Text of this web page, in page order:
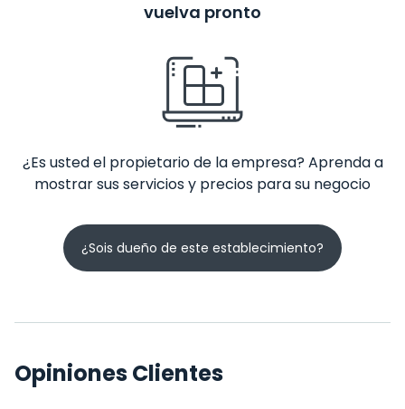
vuelva pronto
¿Es usted el propietario de la empresa? Aprenda a
mostrar sus servicios y precios para su negocio
¿Sois dueño de este establecimiento?
Opiniones Clientes